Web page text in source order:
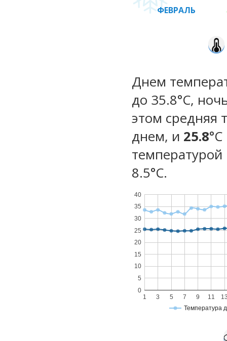
ФЕВРАЛЬ
Днем
до 35.8°C,
этом средняя
днем, и 25.8
температурой
8.5°С.
Температура
1 3 5 7 9 11
0
5
10
15
20
25
30
35
40